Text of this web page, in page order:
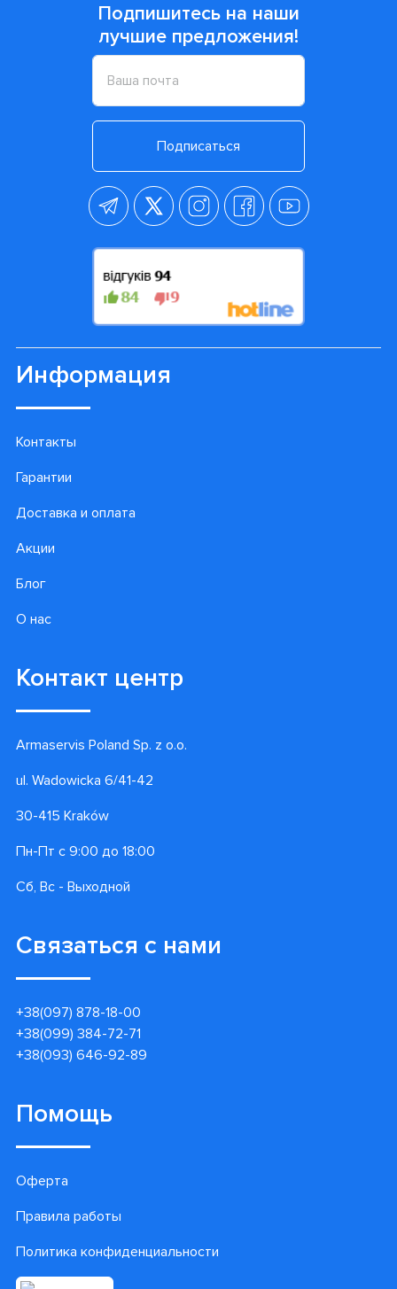
Подпишитесь на наши
лучшие предложения!
Подписаться
Информация
Контакты
Гарантии
Доставка и оплата
Акции
Блог
О нас
Контакт центр
Armaservis Poland Sp. z o.o.
ul. Wadowicka 6/41-42
30-415 Kraków
Пн-Пт с 9:00 до 18:00
Сб, Вс - Выходной
Связаться с нами
+38(097) 878-18-00
+38(099) 384-72-71
+38(093) 646-92-89
Помощь
Оферта
Правила работы
Политика конфиденциальности